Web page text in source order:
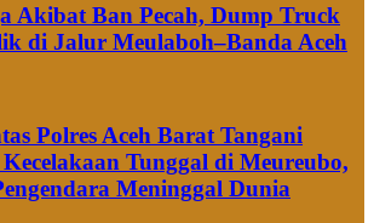
Akibat Ban Pecah, Dump Truck
di Jalur Meulaboh–Banda Aceh
Polres Aceh Barat Tangani
Kecelakaan Tunggal di Meureubo,
Meninggal Dunia